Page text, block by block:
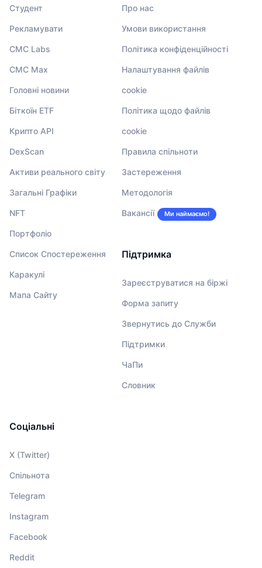
Студент
Рекламувати
CMC Labs
CMC Max
Головні новини
Біткоїн ETF
Крипто API
DexScan
Активи реального світу
Загальні Графіки
NFT
Портфоліо
Список Спостереження
Каракулі
Мапа Сайту
Про нас
Умови використання
Політика конфіденційності
Налаштування файлів
cookie
Політика щодо файлів
cookie
Правила спільноти
Застереження
Методологія
Вакансії Ми наймаємо!
Підтримка
Зареєструватися на біржі
Форма запиту
Звернутись до Служби
Підтримки
ЧаПи
Словник
Соціальні
X (Twitter)
Спільнота
Telegram
Instagram
Facebook
Reddit